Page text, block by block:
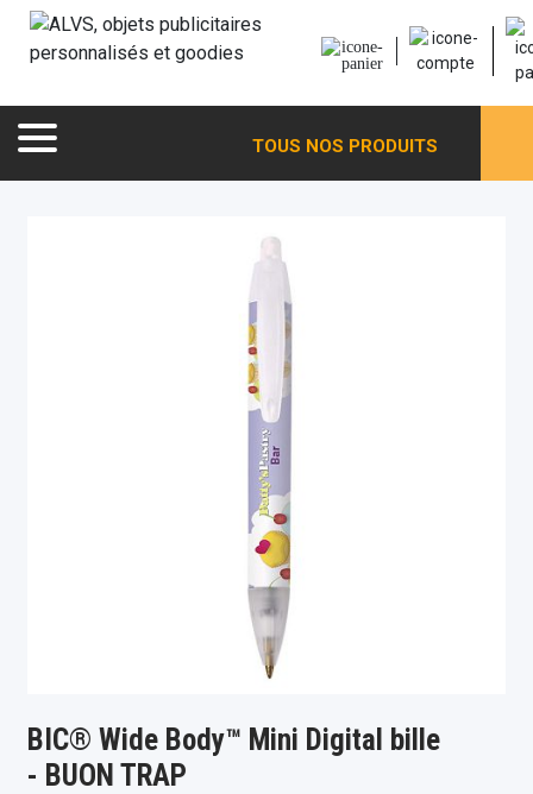
TOUS NOS PRODUITS
BIC® Wide Body™ Mini Digital bille
- BUON TRAP